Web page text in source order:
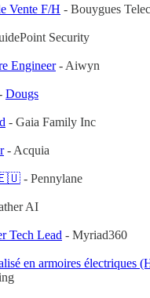
Vente F/H - Bouygues
Security
Engineer- Aiwyn
Dougs
- Gaia Family Inc
- Acquia
🇪🇺 - Pennylane
AI
Tech Lead - Myriad360
en armoires électriques